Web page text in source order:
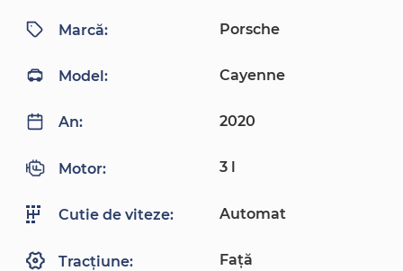
Marcă: Porsche
Model: Cayenne
An: 2020
Motor: 3 l
Cutie de viteze: Automat
Tracțiune: Față